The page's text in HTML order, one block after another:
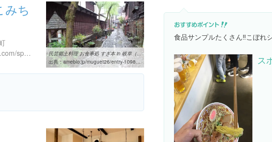
食品サンプルたくさん‼️こぼれ
ス
みち
http://www.gujokankou.com/spot/01hachiman/860.html
民芸郷土料理 お食事処 すぎ本 in 岐阜（郡上八幡）｜花桃の脱線ブログ
出典：ameblo.jp/muguet26/entry-10988817757.html